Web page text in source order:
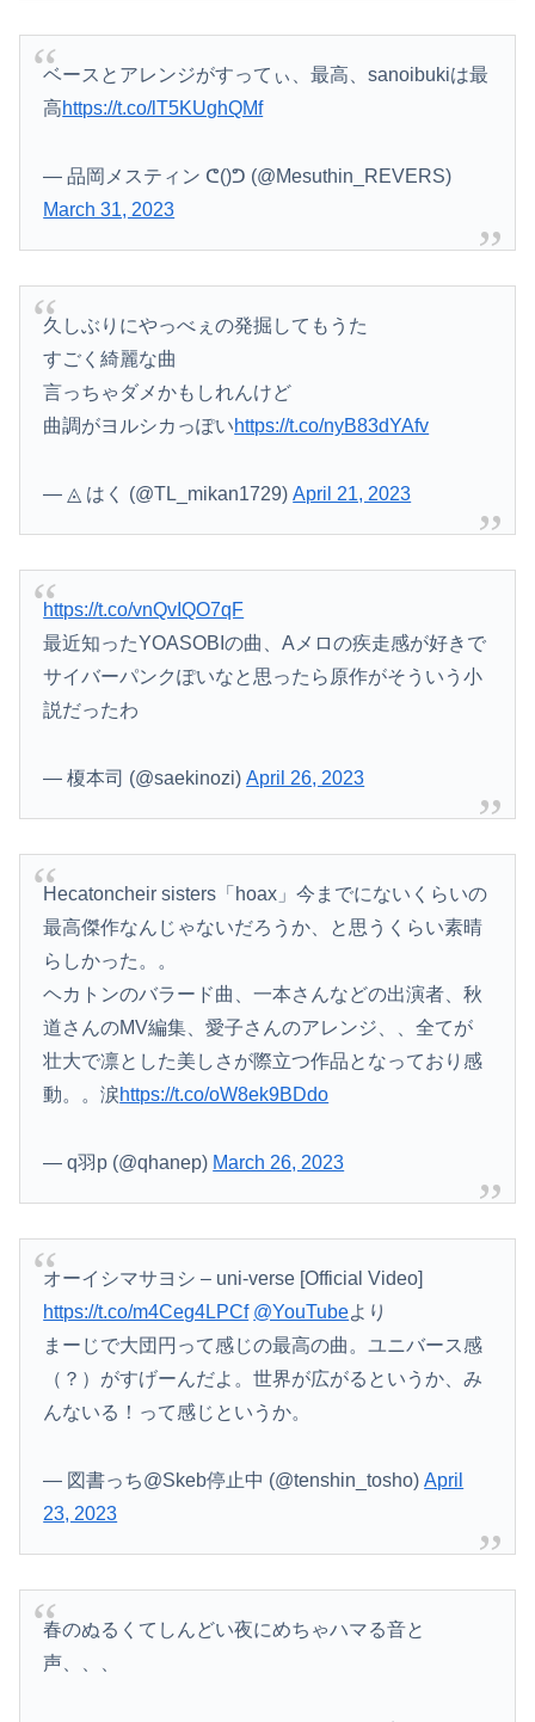
ベースとアレンジがすってぃ、最高、sanoibukiは最
高https://t.co/lT5KUghQMf
— 品岡メスティン ᕦ()ᕤ (@Mesuthin_REVERS)
March 31, 2023
久しぶりにやっべぇの発掘してもうた
すごく綺麗な曲
言っちゃダメかもしれんけど
曲調がヨルシカっぽいhttps://t.co/nyB83dYAfv
— ◬ はく (@TL_mikan1729)April 21, 2023
https://t.co/vnQvIQO7qF
最近知ったYOASOBIの曲、Aメロの疾走感が好きで
サイバーパンクぽいなと思ったら原作がそういう小
説だったわ
— 榎本司 (@saekinozi)April 26, 2023
Hecatoncheir sisters「hoax」今までにないくらいの
最高傑作なんじゃないだろうか、と思うくらい素晴
らしかった。。
ヘカトンのバラード曲、一本さんなどの出演者、秋
道さんのMV編集、愛子さんのアレンジ、、全てが
壮大で凛とした美しさが際立つ作品となっており感
動。。涙https://t.co/oW8ek9BDdo
— q羽p (@qhanep) March 26, 2023
オーイシマサヨシ – uni-verse [Official Video]
https://t.co/m4Ceg4LPCf @YouTubeより
まーじで大団円って感じの最高の曲。ユニバース感
（？）がすげーんだよ。世界が広がるというか、み
んないる！って感じというか。
— 図書っち@Skeb停止中 (@tenshin_tosho)April
23, 2023
春のぬるくてしんどい夜にめちゃハマる音と
声、、、